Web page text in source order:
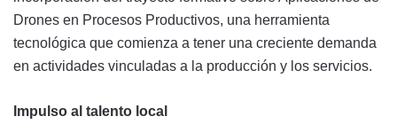
Drones en Procesos Productivos, una herramienta
tecnológica que comienza a tener una creciente demanda
en actividades vinculadas a la producción y los servicios.
Impulso al talento local